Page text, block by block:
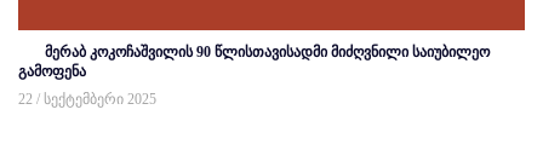
მერაბ კოკოჩაშვილის 90 წლისთავისადმი მიძღვნილი საიუბილეო
გამოფენა
22 / სექტემბერი 2025